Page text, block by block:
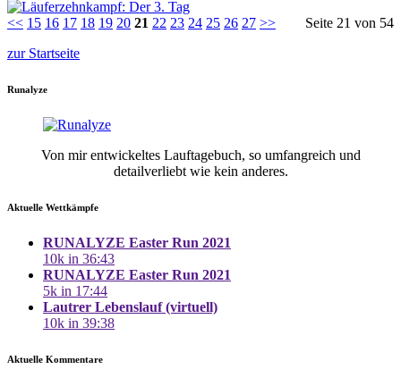
Seite 21 von 54
<< 15 16 17 18 19 20 21 22 23 24 25 26 27 >>
zur Startseite
Runalyze
Von mir entwickeltes Lauftagebuch, so umfangreich und
detailverliebt wie kein anderes.
Aktuelle Wettkämpfe
RUNALYZE Easter Run 2021
10k in 36:43
RUNALYZE Easter Run 2021
5k in 17:44
Lautrer Lebenslauf (virtuell)
10k in 39:38
Aktuelle Kommentare